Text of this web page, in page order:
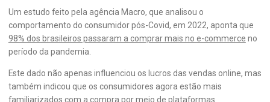
Um estudo feito pela agência Macro, que analisou o
comportamento do consumidor pós-Covid, em 2022, aponta que
98% dos brasileiros passaram a comprar mais no e-commerce no
período da pandemia.
Este dado não apenas influenciou os lucros das vendas online, mas
também indicou que os consumidores agora estão mais
familiarizados com a compra por meio de plataformas